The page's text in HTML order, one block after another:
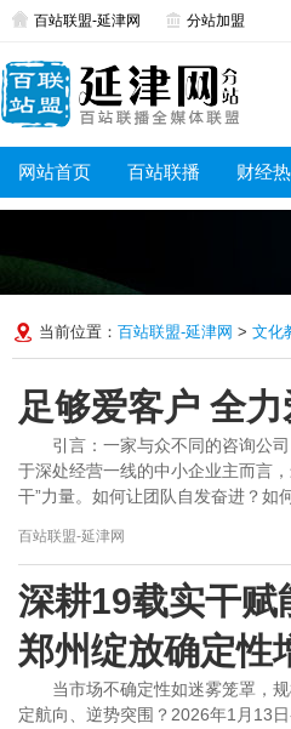
百站联盟-延津网 分站加盟
网站首页 百站联播 财经
当前位置： 百站联盟-延津网 > 文化
足够爱客户 全
引言：一家与众不同的咨询公
于深处经营一线的中小企业主而言
干”力量。如何让团队自发奋进？如
百站联盟-延津网
深耕19载实干赋
郑州绽放确定性
当市场不确定性如迷雾笼罩，
定航向、逆势突围？2026年1月13